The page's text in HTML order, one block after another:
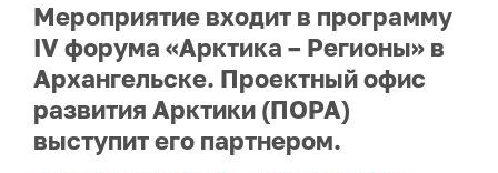
Мероприятие входит в программу
IV форума «Арктика – Регионы» в
Архангельске. Проектный офис
развития Арктики (ПОРА)
выступит его партнером.